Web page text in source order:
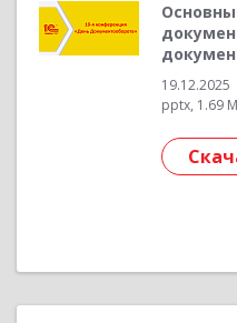
19.12.2025
pptx, 1.69